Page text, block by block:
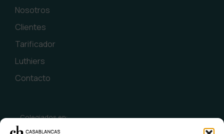
Nosotros
Clientes
Tarificador
Luthiers
Contacto
Colegiados en: